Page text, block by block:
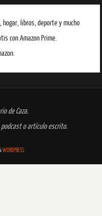
hogar, libros, deporte y mucho
con Amazon Prime.
de Caza.
o artículo escrito.
WORDPRESS.